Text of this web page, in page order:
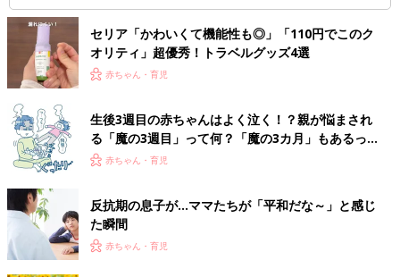
セリア「かわいくて機能性も◎」「110円でこのク
オリティ」超優秀！トラベルグッズ4選
赤ちゃん・育児
生後3週目の赤ちゃんはよく泣く！？親が悩まされ
る「魔の3週目」って何？「魔の3カ月」もあるって
本当？【専門家】
赤ちゃん・育児
反抗期の息子が...ママたちが「平和だな～」と感じ
た瞬間
赤ちゃん・育児